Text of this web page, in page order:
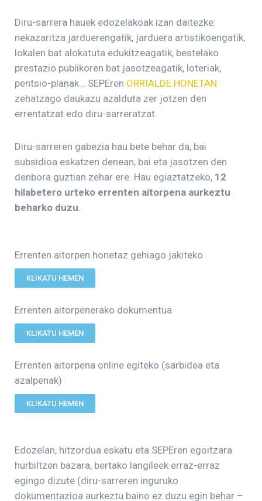
Diru-sarrera hauek edozelakoak izan daitezke:
nekazaritza jarduerengatik, jarduera artistikoengatik,
lokalen bat alokatuta edukitzeagatik, bestelako
prestazio publikoren bat jasotzeagatik, loteriak,
pentsio-planak… SEPEren ORRIALDE HONETAN
zehatzago daukazu azalduta zer jotzen den
errentatzat edo diru-sarreratzat.
Diru-sarreren gabezia hau bete behar da, bai
subsidioa eskatzen denean, bai eta jasotzen den
denbora guztian zehar ere. Hau egiaztatzeko, 12
hilabetero urteko errenten aitorpena aurkeztu
beharko duzu.
Errenten aitorpen honetaz gehiago jakiteko
KLIKATU HEMEN
Errenten aitorpenerako dokumentua
KLIKATU HEMEN
Errenten aitorpena online egiteko (sarbidea eta
azalpenak)
KLIKATU HEMEN
Edozelan, hitzordua eskatu eta SEPEren egoitzara
hurbiltzen bazara, bertako langileek erraz-erraz
egingo dizute (diru-sarreren inguruko
dokumentazioa aurkeztu baino ez duzu egin behar –